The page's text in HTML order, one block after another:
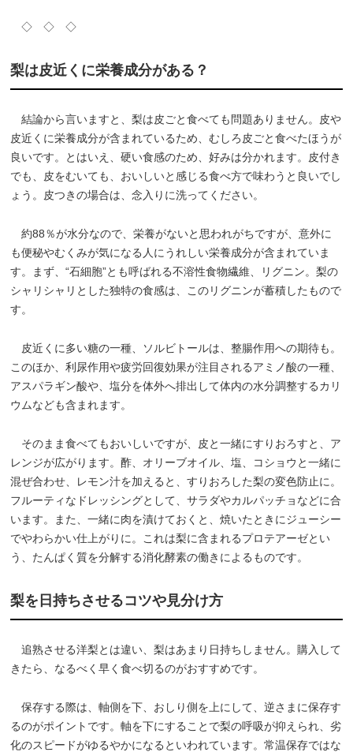
◇ ◇ ◇
梨は皮近くに栄養成分がある？
結論から言いますと、梨は皮ごと食べても問題ありません。皮や
皮近くに栄養成分が含まれているため、むしろ皮ごと食べたほうが
良いです。とはいえ、硬い食感のため、好みは分かれます。皮付き
でも、皮をむいても、おいしいと感じる食べ方で味わうと良いでし
ょう。皮つきの場合は、念入りに洗ってください。
約88％が水分なので、栄養がないと思われがちですが、意外に
も便秘やむくみが気になる人にうれしい栄養成分が含まれていま
す。まず、“石細胞”とも呼ばれる不溶性食物繊維、リグニン。梨の
シャリシャリとした独特の食感は、このリグニンが蓄積したもので
す。
皮近くに多い糖の一種、ソルビトールは、整腸作用への期待も。
このほか、利尿作用や疲労回復効果が注目されるアミノ酸の一種、
アスパラギン酸や、塩分を体外へ排出して体内の水分調整するカリ
ウムなども含まれます。
そのまま食べてもおいしいですが、皮と一緒にすりおろすと、ア
レンジが広がります。酢、オリーブオイル、塩、コショウと一緒に
混ぜ合わせ、レモン汁を加えると、すりおろした梨の変色防止に。
フルーティなドレッシングとして、サラダやカルパッチョなどに合
います。また、一緒に肉を漬けておくと、焼いたときにジューシー
でやわらかい仕上がりに。これは梨に含まれるプロテアーゼとい
う、たんぱく質を分解する消化酵素の働きによるものです。
梨を日持ちさせるコツや見分け方
追熟させる洋梨とは違い、梨はあまり日持ちしません。購入して
きたら、なるべく早く食べ切るのがおすすめです。
保存する際は、軸側を下、おしり側を上にして、逆さまに保存す
るのがポイントです。軸を下にすることで梨の呼吸が抑えられ、劣
化のスピードがゆるやかになるといわれています。常温保存ではな